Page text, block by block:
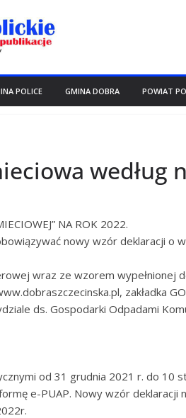
POLICE GMINA DOBRA POWIAT
według
NA ROK 2022.
nowy wzór deklaracji o
wraz ze wzorem wypełnionej
zakładka
ds. Gospodarki Odpadami
od 31 grudnia 2021 r. do 10
e-PUAP. Nowy wzór deklaracji